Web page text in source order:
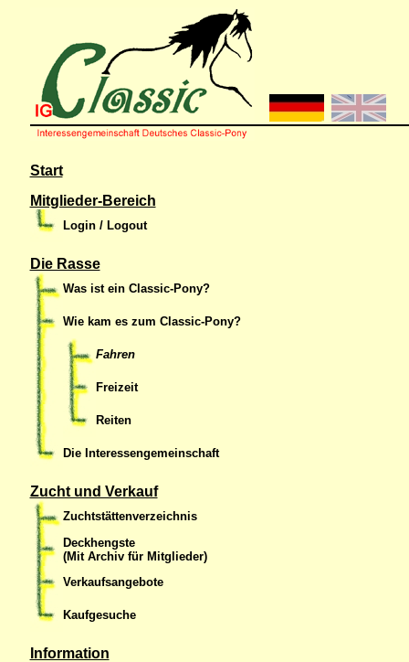
Start
Mitglieder-Bereich
Login / Logout
Die Rasse
Was ist ein Classic-Pony?
Wie kam es zum Classic-Pony?
Fahren
Freizeit
Reiten
Die Interessengemeinschaft
Zucht und Verkauf
Zuchtstättenverzeichnis
Deckhengste
(Mit Archiv für Mitglieder)
Verkaufsangebote
Kaufgesuche
Information